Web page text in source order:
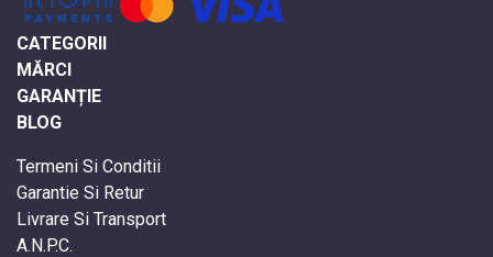
CATEGORII
MĂRCI
GARANȚIE
BLOG
Termeni Si Conditii
Garantie Si Retur
Livrare Si Transport
A.N.P.C.